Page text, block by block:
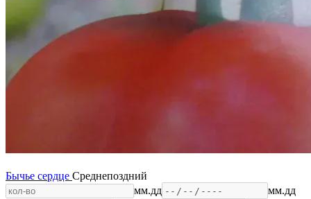
Бычье сердце Среднепоздний
мм.дд
мм.дд